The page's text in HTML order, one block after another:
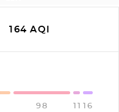
164 AQI
98 11 16